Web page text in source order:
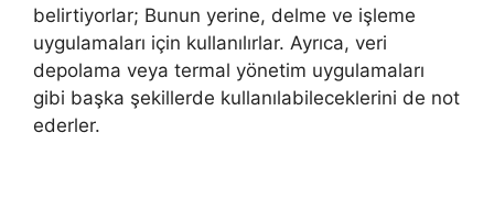
belirtiyorlar; Bunun yerine, delme ve işleme
uygulamaları için kullanılırlar. Ayrıca, veri
depolama veya termal yönetim uygulamaları
gibi başka şekillerde kullanılabileceklerini de not
ederler.